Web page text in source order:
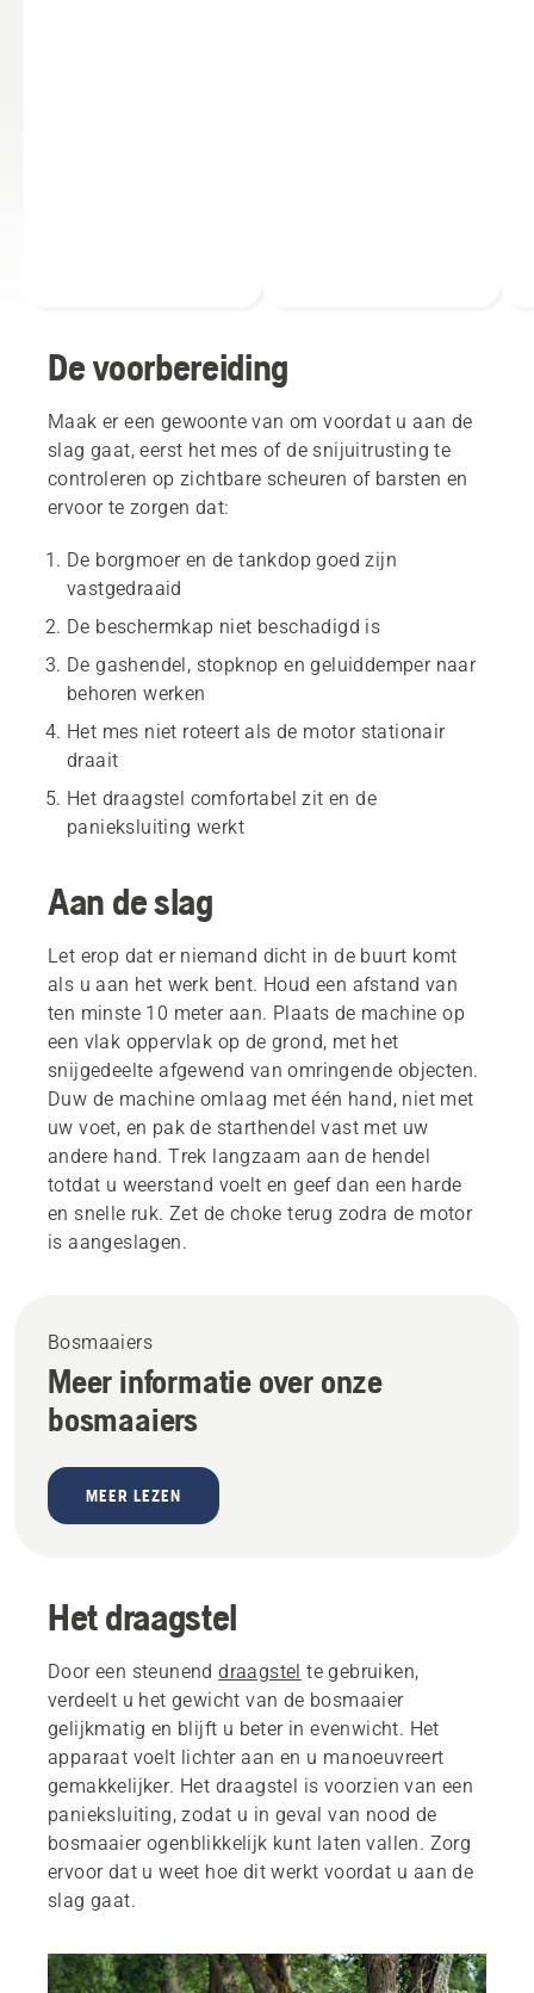
De voorbereiding
Maak er een gewoonte van om voordat u aan de
slag gaat, eerst het mes of de snijuitrusting te
controleren op zichtbare scheuren of barsten en
ervoor te zorgen dat:
De borgmoer en de tankdop goed zijn
vastgedraaid
De beschermkap niet beschadigd is
De gashendel, stopknop en geluiddemper naar
behoren werken
Het mes niet roteert als de motor stationair
draait
Het draagstel comfortabel zit en de
panieksluiting werkt
Aan de slag
Let erop dat er niemand dicht in de buurt komt
als u aan het werk bent. Houd een afstand van
ten minste 10 meter aan. Plaats de machine op
een vlak oppervlak op de grond, met het
snijgedeelte afgewend van omringende objecten.
Duw de machine omlaag met één hand, niet met
uw voet, en pak de starthendel vast met uw
andere hand. Trek langzaam aan de hendel
totdat u weerstand voelt en geef dan een harde
en snelle ruk. Zet de choke terug zodra de motor
is aangeslagen.
Bosmaaiers
Meer informatie over onze
bosmaaiers
MEER LEZEN
Het draagstel
Door een steunenddraagstel te gebruiken,
verdeelt u het gewicht van de bosmaaier
gelijkmatig en blijft u beter in evenwicht. Het
apparaat voelt lichter aan en u manoeuvreert
gemakkelijker. Het draagstel is voorzien van een
panieksluiting, zodat u in geval van nood de
bosmaaier ogenblikkelijk kunt laten vallen. Zorg
ervoor dat u weet hoe dit werkt voordat u aan de
slag gaat.